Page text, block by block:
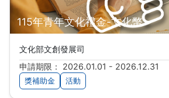
115年青年文化禮金-文化幣
文化部文創發展司
申請期限： 2026.01.01 - 2026.12.31
獎補助金 活動